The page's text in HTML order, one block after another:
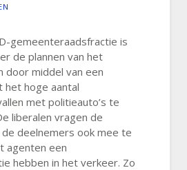
gemeenteraadsfractie is
de plannen van het
door middel van een
het hoge aantal
met politieauto’s te
liberalen vragen de
deelnemers ook mee te
agenten een
hebben in het verkeer. Zo